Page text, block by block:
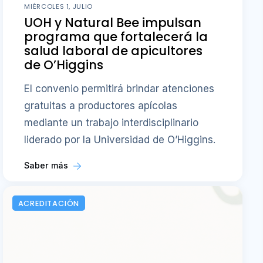
MIÉRCOLES 1, JULIO
UOH y Natural Bee impulsan
programa que fortalecerá la
salud laboral de apicultores
de O’Higgins
El convenio permitirá brindar atenciones
gratuitas a productores apícolas
mediante un trabajo interdisciplinario
liderado por la Universidad de O’Higgins.
Saber más
ACREDITACIÓN